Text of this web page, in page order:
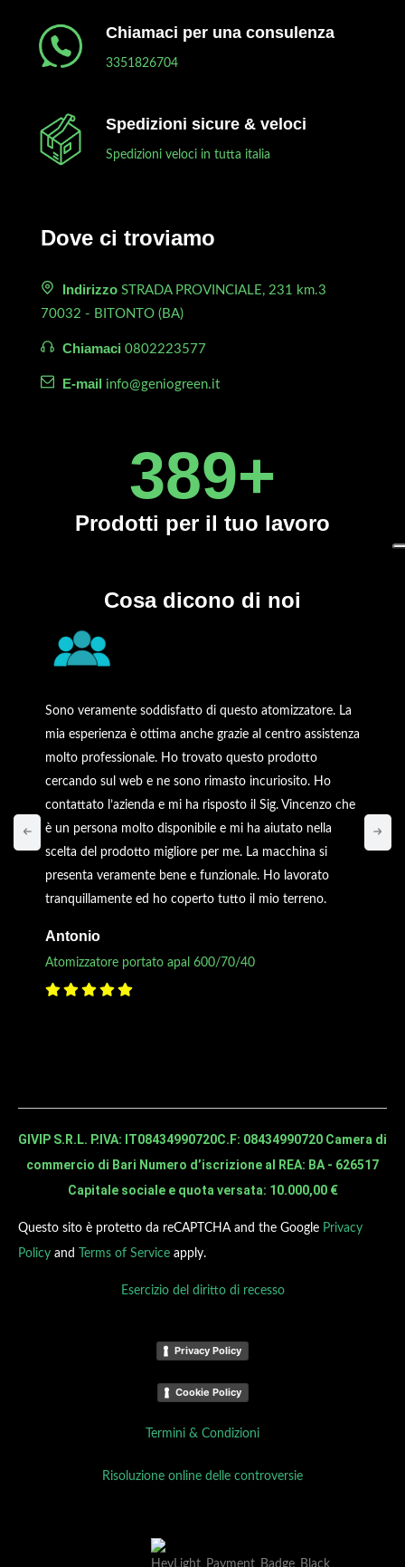
Chiamaci per una consulenza
3351826704
Spedizioni sicure & veloci
Spedizioni veloci in tutta italia
Dove ci troviamo
Indirizzo STRADA PROVINCIALE, 231 km.3
70032 - BITONTO (BA)
Chiamaci 0802223577
E-mail info@geniogreen.it
450+
Prodotti per il tuo lavoro
Cosa dicono di noi
Sono veramente soddisfatto di questo atomizzatore. La
mia esperienza è ottima anche grazie al centro assistenza
molto professionale. Ho trovato questo prodotto
cercando sul web e ne sono rimasto incuriosito. Ho
contattato l’azienda e mi ha risposto il Sig. Vincenzo che
è un persona molto disponibile e mi ha aiutato nella
scelta del prodotto migliore per me. La macchina si
presenta veramente bene e funzionale. Ho lavorato
tranquillamente ed ho coperto tutto il mio terreno.
Antonio
Atomizzatore portato apal 600/70/40
GIVIP S.R.L. P.IVA: IT08434990720C.F: 08434990720 Camera di
commercio di Bari Numero d’iscrizione al REA: BA - 626517
Capitale sociale e quota versata: 10.000,00 €
Questo sito è protetto da reCAPTCHA and the Google Privacy
Policy and Terms of Service apply.
Esercizio del diritto di recesso
Privacy Policy
Cookie Policy
Termini & Condizioni
Risoluzione online delle controversie